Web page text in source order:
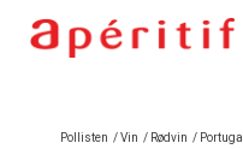
Pollisten /Vin / Rødvin / Portugal